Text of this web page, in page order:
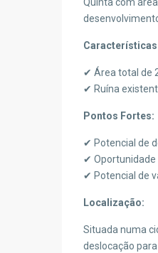
✔ Área total de
✔ Ruína
Pontos Fortes:
✔ Potencial de
✔ Oportunidade
✔ Potencial de
Localização:
Situada numa
deslocação